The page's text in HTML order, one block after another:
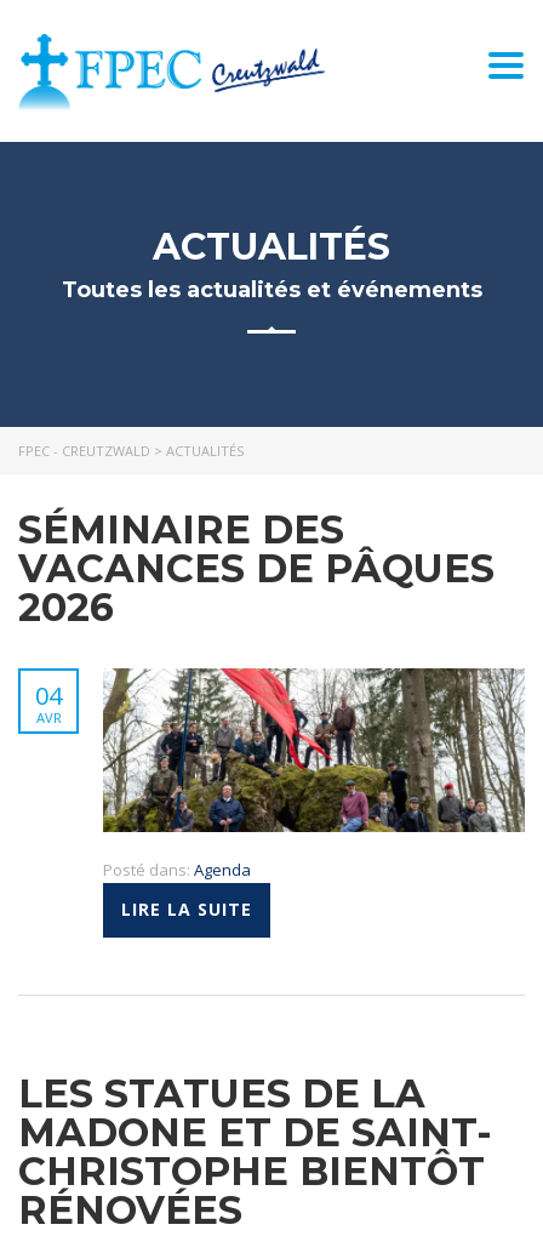
ACTUALITÉS
Toutes les actualités et événements
FPEC - CREUTZWALD > ACTUALITÉS
SÉMINAIRE DES
VACANCES DE PÂQUES
2026
04
AVR
Posté dans: Agenda
LIRE LA SUITE
LES STATUES DE LA
MADONE ET DE SAINT-
CHRISTOPHE BIENTÔT
RÉNOVÉES